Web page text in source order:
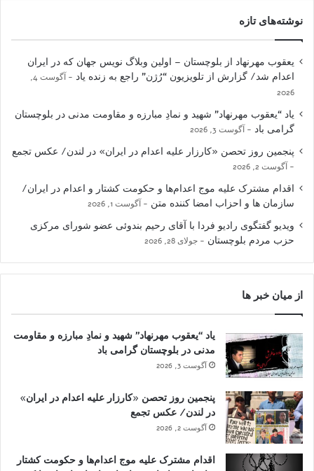
نوشته‌های تازه
یعقوب مهرنهاد از بلوچستان – اولین وبلاگ نویس جهان که در ایران
اعدام شد/ گزارش از تلویزیون “رُژن” راجع به زنده یاد
آگوست 4,
2026
یاد “یعقوب مهرنهاد” شهید و نمادِ مبارزه و مقاومت مدنی در بلوچستان
گرامی باد
آگوست 3, 2026
پنجمین روز تحصن «کارزار علیه اعدام در ایران» در لندن/ عکس تجمع
آگوست 2, 2026
اقدام مشترک علیه موج اعدام‌ها و حکومت کشتار و اعدام در ایران/
سازمان ها و احزاب امضا کننده متن
آگوست 1, 2026
ویدیو گفتگوی رادیو فردا با آقای رحیم بندوئی عضو شورای مرکزی
حزب مردم بلوچستان
جولای 28, 2026
از میان خبر ها
یاد “یعقوب مهرنهاد” شهید و نمادِ مبارزه و مقاومت
مدنی در بلوچستان گرامی باد
آگوست 3, 2026
پنجمین روز تحصن «کارزار علیه اعدام در ایران»
در لندن/ عکس تجمع
آگوست 2, 2026
اقدام مشترک علیه موج اعدام‌ها و حکومت کشتار